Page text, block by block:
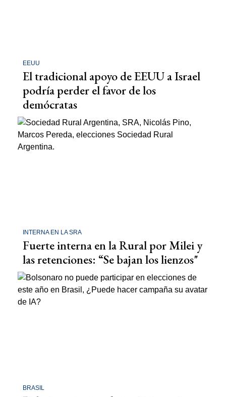
EEUU
El tradicional apoyo de EEUU a Israel
podría perder el favor de los
demócratas
INTERNA EN LA SRA
Fuerte interna en la Rural por Milei y
las retenciones: “Se bajan los lienzos"
BRASIL